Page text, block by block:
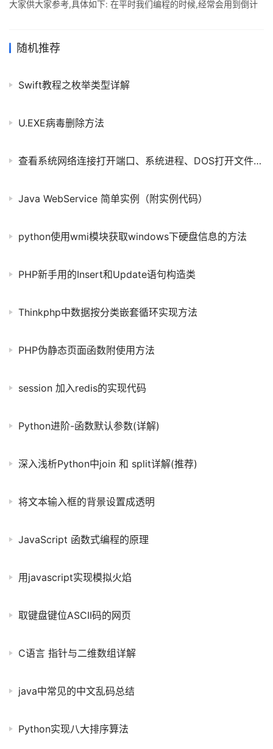
大家供大家参考,具体如下: 在平时我们编程的时候,经常会用到倒计
下的时间,代码如下: private TextView vertifyView; private
随机推荐
Swift教程之枚举类型详解
U.EXE病毒删除方法
查看系统网络连接打开端口、系统进程、DOS打开文件的命令
Java WebService 简单实例（附实例代码）
python使用wmi模块获取windows下硬盘信息的方法
PHP新手用的Insert和Update语句构造类
Thinkphp中数据按分类嵌套循环实现方法
PHP伪静态页面函数附使用方法
session 加入redis的实现代码
Python进阶-函数默认参数(详解)
深入浅析Python中join 和 split详解(推荐)
将文本输入框的背景设置成透明
JavaScript 函数式编程的原理
用javascript实现模拟火焰
取键盘键位ASCII码的网页
C语言 指针与二维数组详解
java中常见的中文乱码总结
Python实现八大排序算法